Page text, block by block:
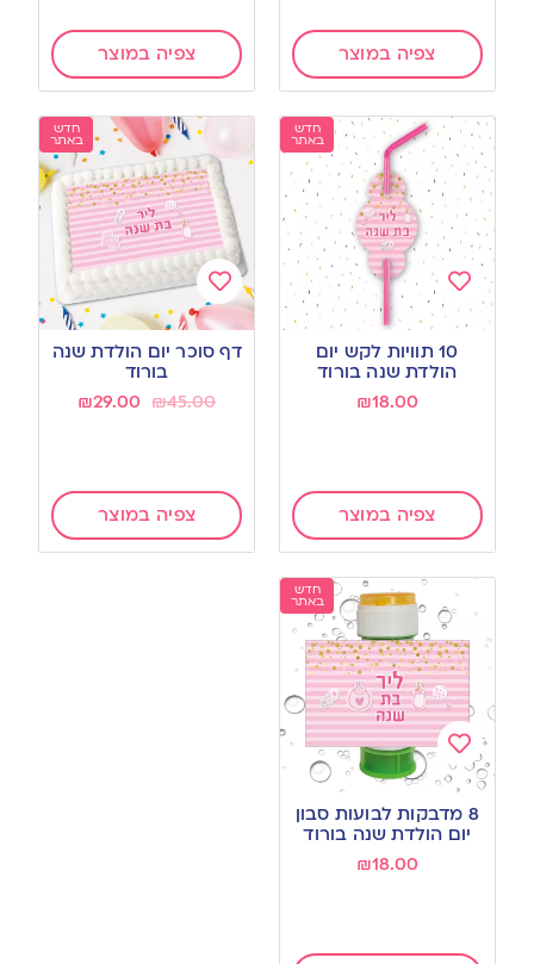
צפיה במוצר צפיה במוצר
חדש
באתר
Add
to
wishlist
10 תוויות לקש יום
הולדת שנה בורוד
₪18.00
צפיה במוצר
חדש
באתר
Add
to
wishlist
דף סוכר יום הולדת שנה
בורוד
₪45.00
₪29.00
צפיה במוצר
חדש
באתר
Add
to
wishlist
8 מדבקות לבועות סבון
יום הולדת שנה בורוד
₪18.00